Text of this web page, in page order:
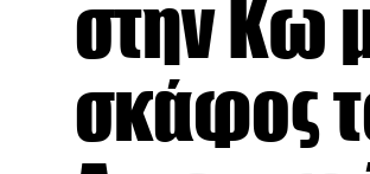
στην Κω
σκάφος